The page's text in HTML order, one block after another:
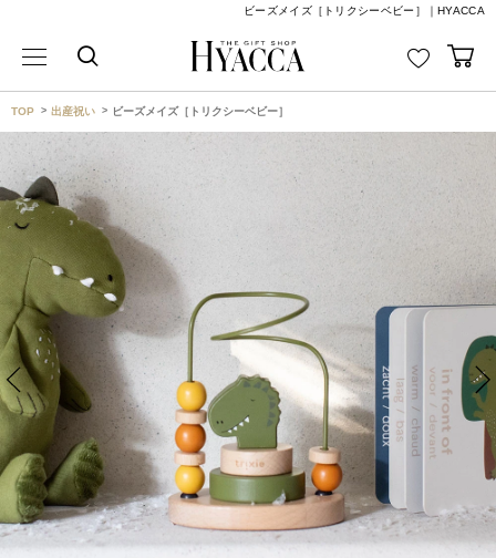
ビーズメイズ［トリクシーベビー］｜HYACCA
TOP 出産祝い ビーズメイズ［トリクシーベビー］